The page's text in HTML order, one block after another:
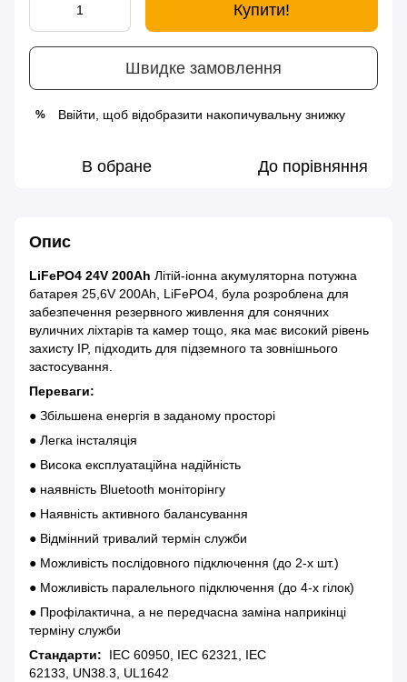
Купити!
Швидке замовлення
% Ввійти , щоб відобразити накопичувальну знижку
В обране До порівняння
Опис
LiFePO4 24V 200Ah Літій-іонна акумуляторна потужна
батарея 25,6V 200Ah, LiFePO4, була розроблена для
забезпечення резервного живлення для сонячних
вуличних ліхтарів та камер тощо, яка має високий рівень
захисту IP, підходить для підземного та зовнішнього
застосування.
Переваги:
● Збільшена енергія в заданому просторі
● Легка інсталяція
● Висока експлуатаційна надійність
● наявність Bluetooth моніторінгу
● Наявність активного балансування
● Відмінний тривалий термін служби
● Можливість послідовного підключення (до 2-х шт.)
● Можливість паралельного підключення (до 4-х гілок)
● Профілактична, а не передчасна заміна наприкінці
терміну служби
Стандарти:
IEC 60950, IEC 62321, IEC
62133, UN38.3, UL1642